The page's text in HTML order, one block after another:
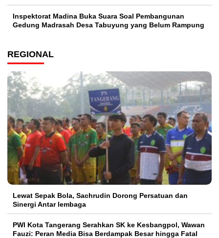
Inspektorat Madina Buka Suara Soal Pembangunan
Gedung Madrasah Desa Tabuyung yang Belum Rampung
REGIONAL
Lewat Sepak Bola, Sachrudin Dorong Persatuan dan
Sinergi Antar lembaga
PWI Kota Tangerang Serahkan SK ke Kesbangpol, Wawan
Fauzi: Peran Media Bisa Berdampak Besar hingga Fatal